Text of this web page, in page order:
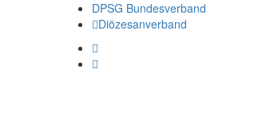
DPSG Bundesverband
Diözesanverband